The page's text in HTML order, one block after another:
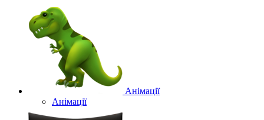
Анімації
Анімації